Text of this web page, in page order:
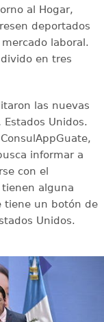
al Hogar,
deportados
laboral.
en tres
las nuevas
Unidos.
informar a
con el
alguna
tiene un botón de
Unidos.